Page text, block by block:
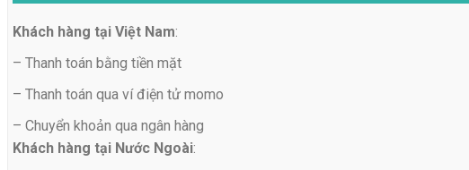
Khách hàng tại Việt Nam:
– Thanh toán bằng tiền mặt
– Thanh toán qua ví điện tử momo
– Chuyển khoản qua ngân hàng
Khách hàng tại Nước Ngoài: